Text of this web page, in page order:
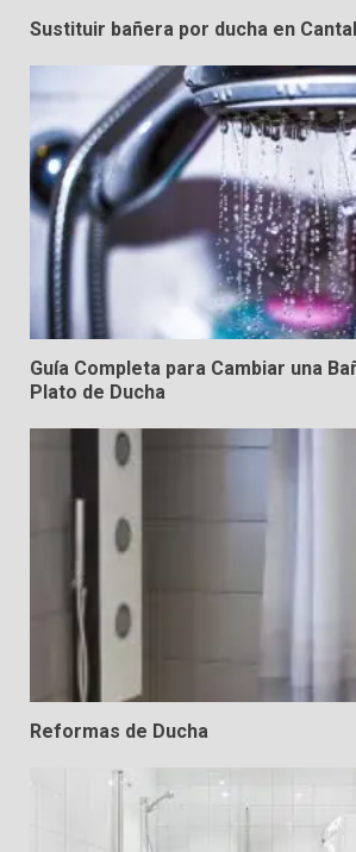
Sustituir bañera por ducha en
Guía Completa para Cambiar una
Plato de Ducha
Reformas de Ducha